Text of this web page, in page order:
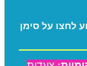
לחצו על סימן